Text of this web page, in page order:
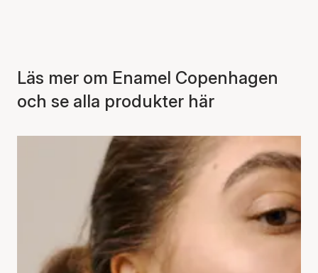
Läs mer om Enamel Copenhagen
och se alla produkter här